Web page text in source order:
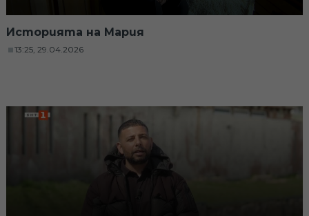
Историята на Мария
13:25, 29.04.2026